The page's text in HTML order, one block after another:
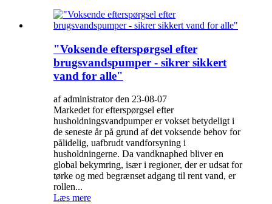
"Voksende efterspørgsel efter
brugsvandspumper - sikrer sikkert
vand for alle"
af administrator den 23-08-07
Markedet for efterspørgsel efter
husholdningsvandpumper er vokset betydeligt i
de seneste år på grund af det voksende behov for
pålidelig, uafbrudt vandforsyning i
husholdningerne. Da vandknaphed bliver en
global bekymring, især i regioner, der er udsat for
tørke og med begrænset adgang til rent vand, er
rollen...
Læs mere